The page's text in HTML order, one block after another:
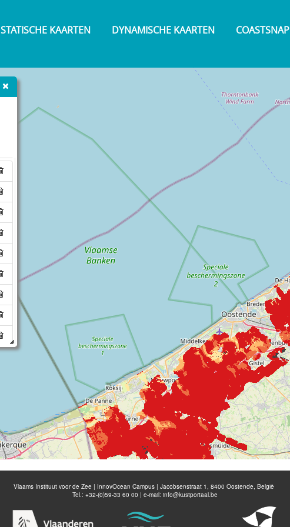
STATISCHE KAARTEN DYNAMISCHE KAARTEN COASTSNAP
Vlaams Instituut voor de Zee | InnovOcean Campus | Jacobsenstraat 1, 8400 Oostende, België
Tel.: +32-(0)59-33 60 00 | e-mail: info@kustportaal.be